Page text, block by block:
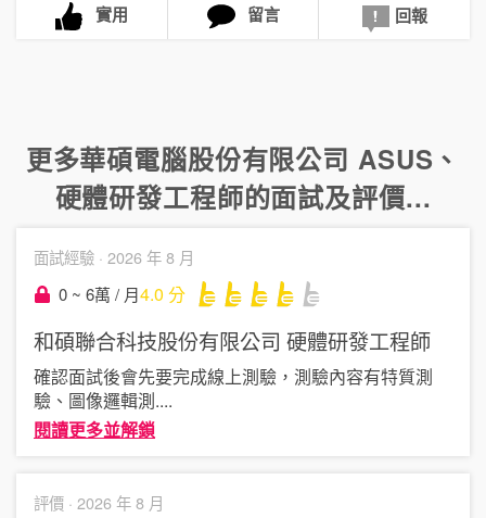
實用 留言 回報
更多華碩電腦股份有限公司 ASUS 、
硬體研發工程師的面試及評價...
面試經驗 · 2026 年 8 月
0 ~ 6萬 / 月4.0 分
和碩聯合科技股份有限公司 硬體研發工程師
確認面試後會先要完成線上測驗，測驗內容有特質測
驗、圖像邏輯測....
閱讀更多並解鎖
評價 · 2026 年 8 月